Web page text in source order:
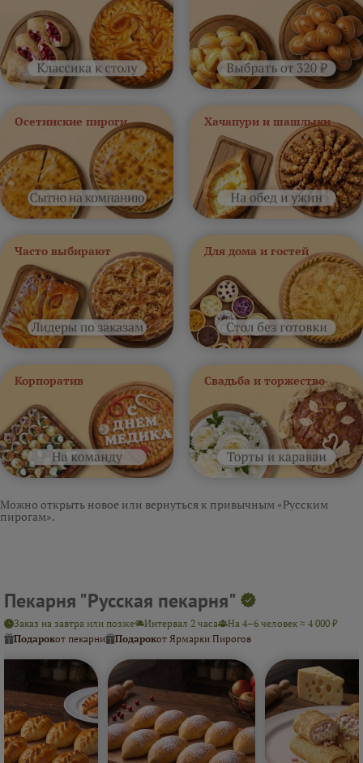
Осетинские пироги Хачапури и шашлыки
Часто выбирают Для дома и гостей
Корпоратив Свадьба и торжество
Можно открыть новое или вернуться к привычным «Русским
пирогам».
Пекарня "Русская пекарня"
Заказ на завтра или позже Интервал 2 часа
На 4–6 человек ≈ 4 000 ₽
Подарокот пекарни Подарокот Ярмарки Пирогов